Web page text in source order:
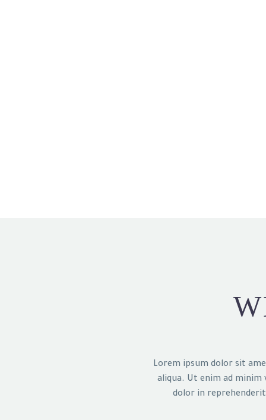
Lorem ipsum dolor sit
aliqua. Ut enim ad minim
dolor in